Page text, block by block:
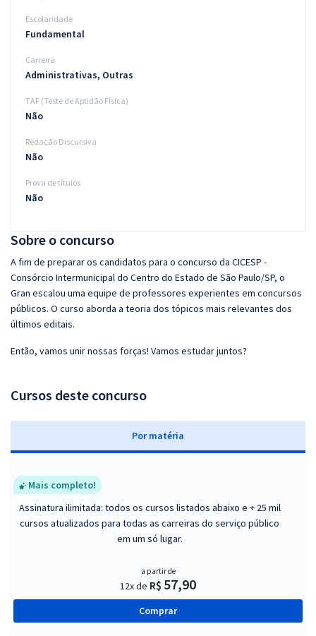
Sobre o concurso
A fim de preparar os candidatos para o concurso da CICESP -
Consórcio Intermunicipal do Centro do Estado de São Paulo/SP, o
Gran escalou uma equipe de professores experientes em concursos
públicos. O curso aborda a teoria dos tópicos mais relevantes dos
últimos editais.
Então, vamos unir nossas forças! Vamos estudar juntos?
Cursos deste concurso
Por matéria
Mais completo!
Assinatura ilimitada: todos os cursos listados abaixo e + 25 mil
cursos atualizados para todas as carreiras do serviço público
em um só lugar.
a partir de
12x de R$ 57,90
Comprar
Escolaridade
Fundamental
Carreira
Administrativas, Outras
TAF (Teste de Aptidão Física)
Não
Redação Discursiva
Não
Prova de títulos
Não